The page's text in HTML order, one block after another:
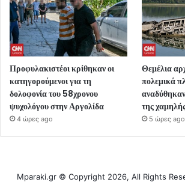
Προφυλακιστέοι κρίθηκαν οι
κατηγορούμενοι για τη
δολοφονία του 58χρονου
ψυχολόγου στην Αργολίδα
4 ώρες ago
Θεμέλια
πολεμικά
της
5 ώρες ago
Mparaki.gr © Copyright 2026, All Rights